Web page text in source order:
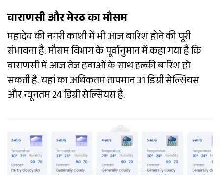
वाराणसी और मेरठ का मौसम
महादेव की नगरी काशी में भी आज बारिश होने की पूरी
संभावना है. मौसम विभाग के पूर्वानुमान में कहा गया है कि
वाराणसी में आज तेज हवाओं के साथ हल्की बारिश हो
सकती है. यहां का अधिकतम तापमान 31 डिग्री सेल्सियस
और न्यूनतम 24 डिग्री सेल्सियस है.